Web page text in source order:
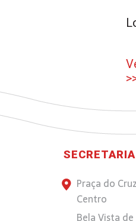
Praça do
Centro
Bela Vista de